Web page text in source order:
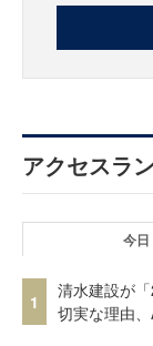
アクセスラ
今日
1
清水建設が
切実な理由